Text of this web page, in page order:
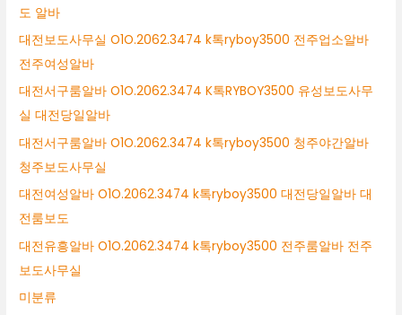
도 알바
대전보도사무실 O1O.2062.3474 k톡ryboy3500 전주업소알바
전주여성알바
대전서구룸알바 O1O.2062.3474 K톡RYBOY3500 유성보도사무
실 대전당일알바
대전서구룸알바 O1O.2062.3474 k톡ryboy3500 청주야간알바
청주보도사무실
대전여성알바 O1O.2062.3474 k톡ryboy3500 대전당일알바 대
전룸보도
대전유흥알바 O1O.2062.3474 k톡ryboy3500 전주룸알바 전주
보도사무실
미분류